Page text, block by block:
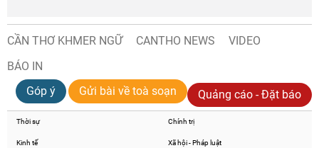
CẦN THƠ KHMER NGỮ CANTHO NEWS
VIDEO
BÁO IN
Góp ý
Gửi bài về toà soạn Quảng cáo - Đặt báo
Thời sự Chính trị
Kinh tế Xã hội - Pháp luật